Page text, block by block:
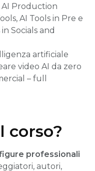
AI Production
AI Tools in Pre e
Socials and
artificiale
video AI da zero
– full
corso?
professionali
autori,